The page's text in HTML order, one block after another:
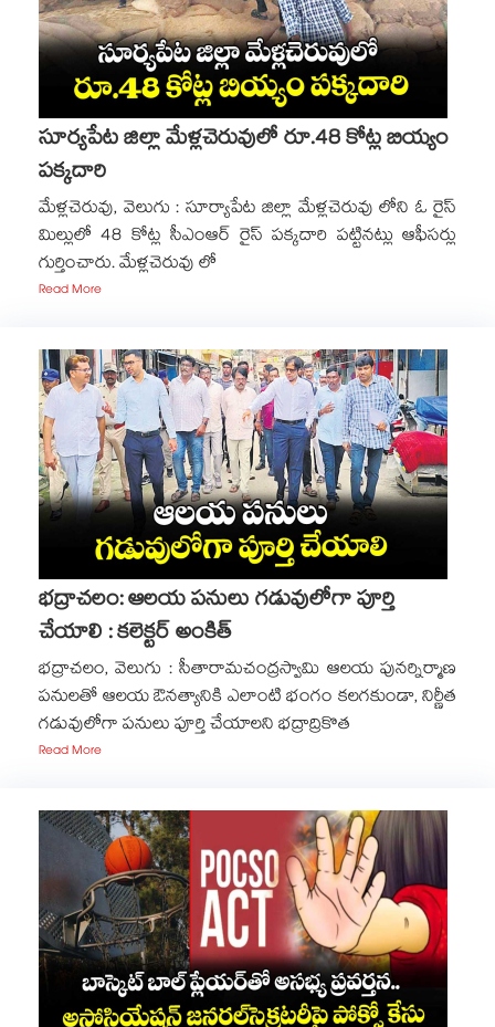
సూర్యపేట జిల్లా మేళ్లచెరువులో రూ.48 కోట్ల బియ్యం
పక్కదారి
మేళ్లచెరువు, వెలుగు : సూర్యాపేట జిల్లా మేళ్లచెరువు లోని ఓ రైస్
మిల్లులో 48 కోట్ల సీఎంఆర్ రైస్ పక్కదారి పట్టినట్లు ఆఫీసర్లు
గుర్తించారు. మేళ్లచెరువు లో
Read More
భద్రాచలం: ఆలయ పనులు గడువులోగా పూర్తి
చేయాలి : కలెక్టర్ అంకిత్
భద్రాచలం, వెలుగు : సీతారామచంద్రస్వామి ఆలయ పునర్నిర్మాణ
పనులతో ఆలయ ఔనత్యానికి ఎలాంటి భంగం కలగకుండా, నిర్ణీత
గడువులోగా పనులు పూర్తి చేయాలని భద్రాద్రికొత
Read More